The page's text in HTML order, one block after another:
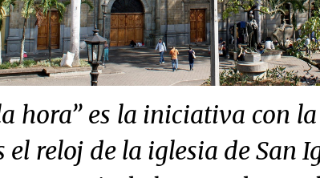
hora” es la iniciativa con
el reloj de la iglesia de San